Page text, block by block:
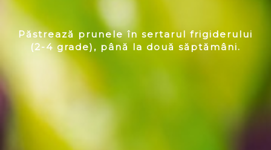
Păstrează prunele în sertarul frigiderului
(2-4 grade), până la două săptămâni.